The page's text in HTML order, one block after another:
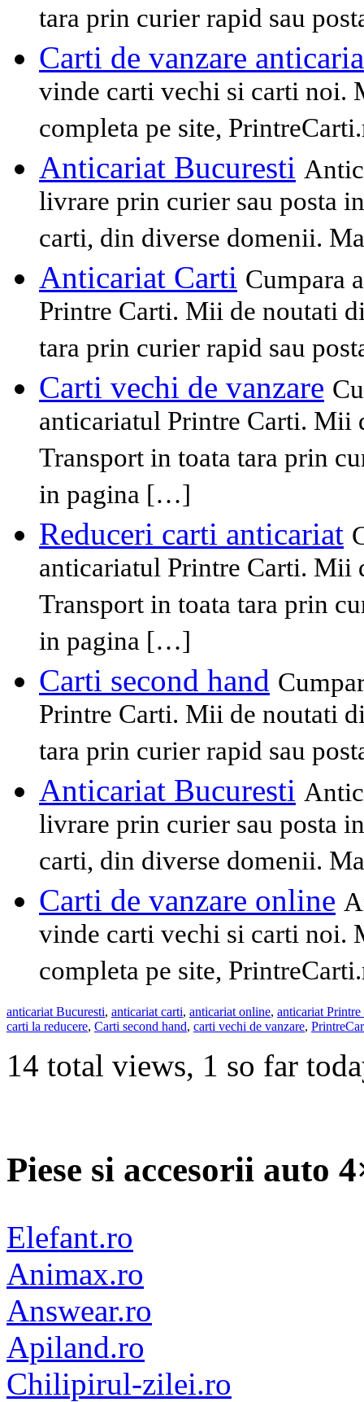
tara prin curier rapid sau
Carti de vanzare
vinde carti vechi si carti noi.
completa pe site,
Anticariat Bucuresti
livrare prin curier sau posta
carti, din diverse domenii.
Anticariat Carti Cumpara
Printre Carti. Mii de noutati
tara prin curier rapid sau
Carti vechi de vanzare
anticariatul Printre Carti. Mii
Transport in toata tara prin
in pagina […]
Reduceri carti anticariat
anticariatul Printre Carti. Mii
Transport in toata tara prin
in pagina […]
Carti second hand
Printre Carti. Mii de noutati
tara prin curier rapid sau
Anticariat Bucuresti
livrare prin curier sau posta
carti, din diverse domenii.
Carti de vanzare online
vinde carti vechi si carti noi.
completa pe site,
anticariat Bucuresti, anticariat carti, anticariat online, anticariat
carti la reducere, Carti second hand, carti vechi de vanzare,
14 total views, 1 so far
Piese si accesorii auto
Elefant.ro
Animax.ro
Answear.ro
Apiland.ro
Chilipirul-zilei.ro